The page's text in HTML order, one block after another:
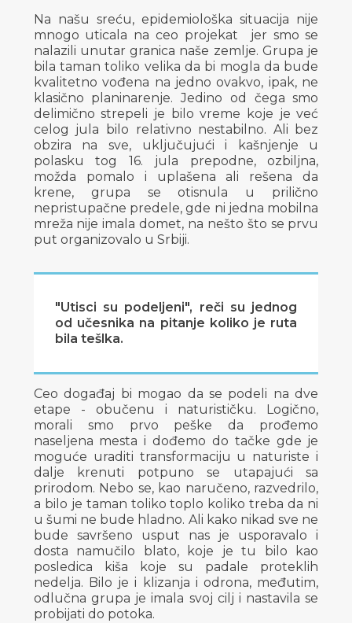
Na našu sreću, epidemiološka situacija nije
mnogo uticala na ceo projekat jer smo se
nalazili unutar granica naše zemlje. Grupa je
bila taman toliko velika da bi mogla da bude
kvalitetno vođena na jedno ovakvo, ipak, ne
klasično planinarenje. Jedino od čega smo
delimično strepeli je bilo vreme koje je već
celog jula bilo relativno nestabilno. Ali bez
obzira na sve, uključujući i kašnjenje u
polasku tog 16. jula prepodne, ozbiljna,
možda pomalo i uplašena ali rešena da
krene, grupa se otisnula u prilično
nepristupačne predele, gde ni jedna mobilna
mreža nije imala domet, na nešto što se prvu
put organizovalo u Srbiji.
"Utisci su podeljeni", reči su jednog
od učesnika na pitanje koliko je ruta
bila tešlka.
Ceo događaj bi mogao da se podeli na dve
etape - obučenu i naturističku. Logično,
morali smo prvo peške da prođemo
naseljena mesta i dođemo do tačke gde je
moguće uraditi transformaciju u naturiste i
dalje krenuti potpuno se utapajući sa
prirodom. Nebo se, kao naručeno, razvedrilo,
a bilo je taman toliko toplo koliko treba da ni
u šumi ne bude hladno. Ali kako nikad sve ne
bude savršeno usput nas je usporavalo i
dosta namučilo blato, koje je tu bilo kao
posledica kiša koje su padale proteklih
nedelja. Bilo je i klizanja i odrona, međutim,
odlučna grupa je imala svoj cilj i nastavila se
probijati do potoka.